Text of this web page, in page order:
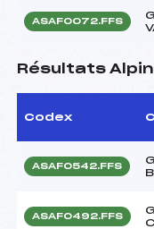
ASAF0072.FFS
Résultats
Codex
ASAF0542.FFS
ASAF0492.FFS